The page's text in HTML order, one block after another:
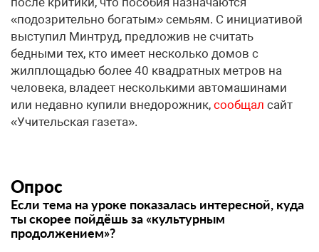
«подозрительно богатым» семьям. С инициативой
выступил Минтруд, предложив не считать
бедными тех, кто имеет несколько домов с
жилплощадью более 40 квадратных метров на
человека, владеет несколькими автомашинами
или недавно купили внедорожник, сообщал сайт
«Учительская газета».
Опрос
Если тема на уроке показалась интересной, куда
ты скорее пойдёшь за «культурным
продолжением»?